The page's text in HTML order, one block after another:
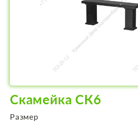
Скамейка СК6
Размер